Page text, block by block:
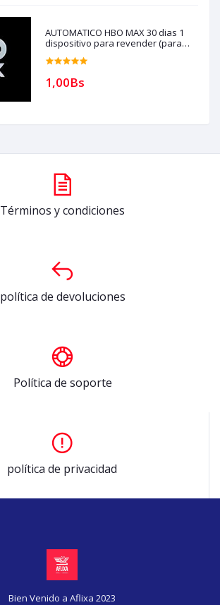
AUTOMATICO HBO MAX 30 dias 1
dispositivo para revender (para
compras solo con creditos)
1,00Bs
Términos y condiciones
política de devoluciones
Política de soporte
política de privacidad
Bien Venido a Aflixa 2023